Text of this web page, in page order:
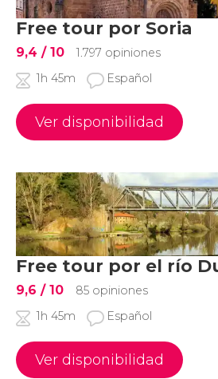
Free tour por Soria
9,4 / 10
1.797 opiniones
1h 45m
Español
Ver disponibilidad
Free tour por el río
9,6 / 10
85 opiniones
1h 45m
Español
Ver disponibilidad